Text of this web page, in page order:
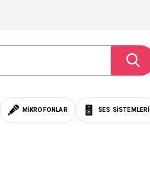
MIKROFONLAR SES SISTEMLERI